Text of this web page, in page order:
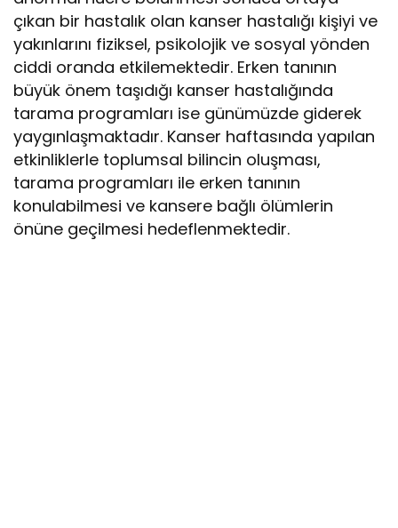
çıkan bir hastalık olan kanser hastalığı kişiyi ve
yakınlarını fiziksel, psikolojik ve sosyal yönden
ciddi oranda etkilemektedir. Erken tanının
büyük önem taşıdığı kanser hastalığında
tarama programları ise günümüzde giderek
yaygınlaşmaktadır. Kanser haftasında yapılan
etkinliklerle toplumsal bilincin oluşması,
tarama programları ile erken tanının
konulabilmesi ve kansere bağlı ölümlerin
önüne geçilmesi hedeflenmektedir.